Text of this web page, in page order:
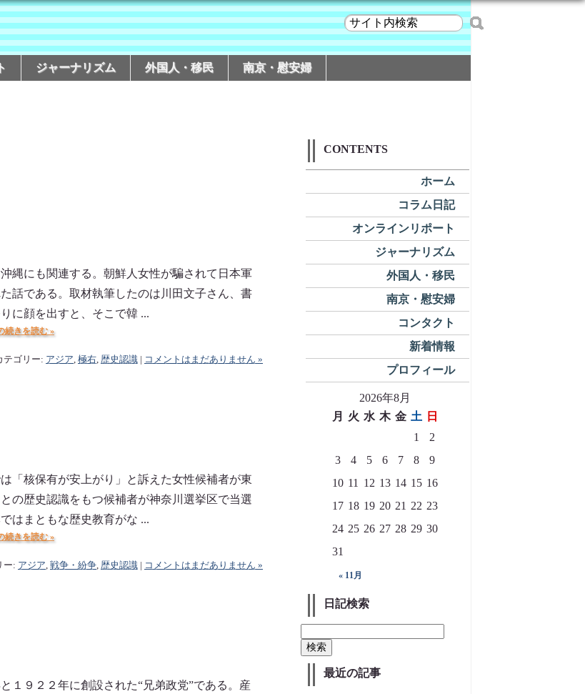
ジャーナリズム 外国人・移民 南京・慰安婦
縄にも関連する。朝鮮人女性が騙されて日本軍
話である。取材執筆したのは川田文子さん、書
に顔を出すと、そこで韓 ...
続きを読む »
テゴリー: アジア, 極右, 歴史認識| コメントはまだありません »
「核保有が安上がり」と訴えた女性候補者が東
の歴史認識をもつ候補者が神奈川選挙区で当選
はまともな歴史教育がな ...
続きを読む »
ー: アジア, 戦争・紛争, 歴史認識| コメントはまだありません »
１９２２年に創設された“兄弟政党”である。産
CONTENTS
ホーム
コラム日記
オンラインリポート
ジャーナリズム
外国人・移民
南京・慰安婦
コンタクト
新着情報
プロフィール
2026年8月
月 火 水 木 金 土 日
« 11月
1
2
3
4 5 6 7 8
9
10 11 12 13 14 15 16
17 18 19 20 21 22 23
24 25 26 27 28 29 30
31
日記検索
最近の記事